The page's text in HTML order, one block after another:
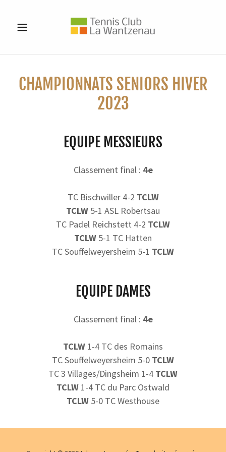
CHAMPIONNATS SENIORS HIVER
2023
EQUIPE MESSIEURS
Classement final : 4e
TC Bischwiller 4-2 TCLW
TCLW 5-1 ASL Robertsau
TC Padel Reichstett 4-2 TCLW
TCLW 5-1 TC Hatten
TC Souffelweyersheim 5-1 TCLW
EQUIPE DAMES
Classement final : 4e
TCLW 1-4 TC des Romains
TC Souffelweyersheim 5-0 TCLW
TC 3 Villages/Dingsheim 1-4 TCLW
TCLW 1-4 TC du Parc Ostwald
TCLW 5-0 TC Westhouse